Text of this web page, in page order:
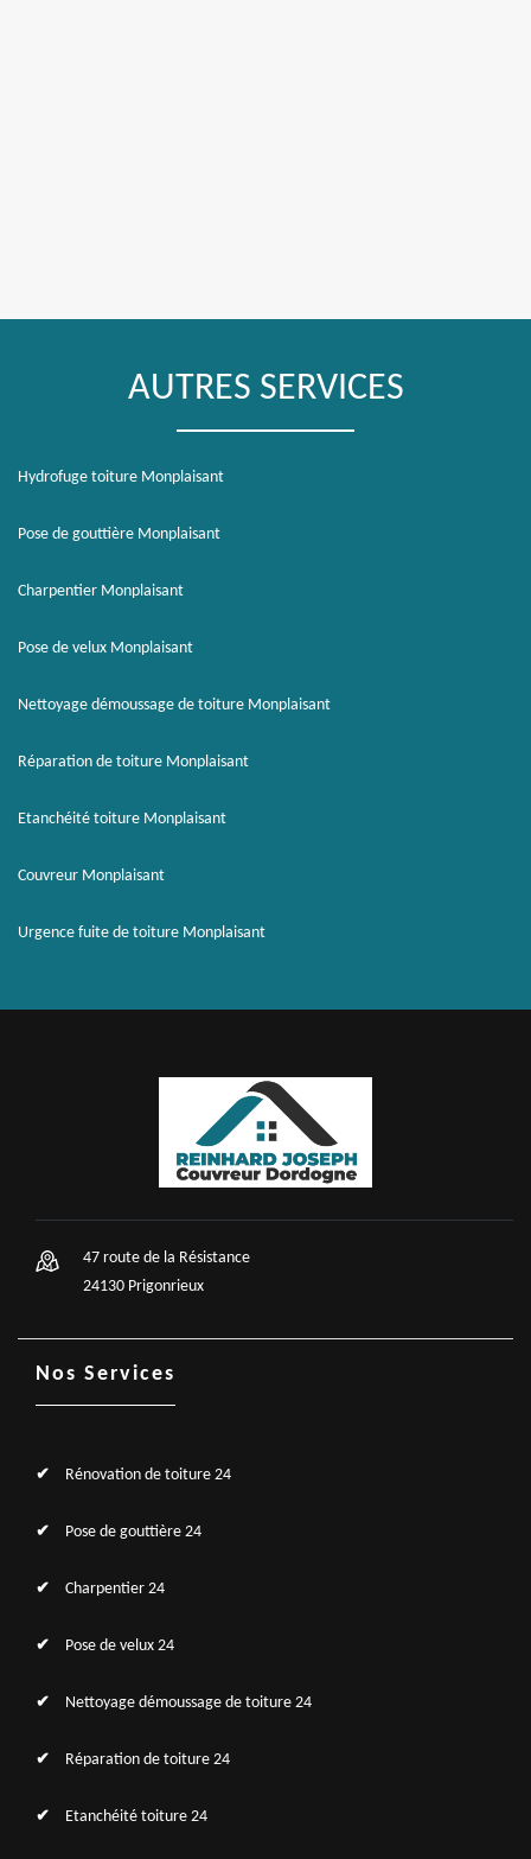
AUTRES SERVICES
Hydrofuge toiture Monplaisant
Pose de gouttière Monplaisant
Charpentier Monplaisant
Pose de velux Monplaisant
Nettoyage démoussage de toiture Monplaisant
Réparation de toiture Monplaisant
Etanchéité toiture Monplaisant
Couvreur Monplaisant
Urgence fuite de toiture Monplaisant
47 route de la Résistance
24130 Prigonrieux
Nos Services
Rénovation de toiture 24
Pose de gouttière 24
Charpentier 24
Pose de velux 24
Nettoyage démoussage de toiture 24
Réparation de toiture 24
Etanchéité toiture 24